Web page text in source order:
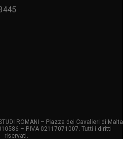
ROMANI – Piazza dei Cavalieri di Malta
– P.IVA 02117071007. Tutti i diritti
riservati.